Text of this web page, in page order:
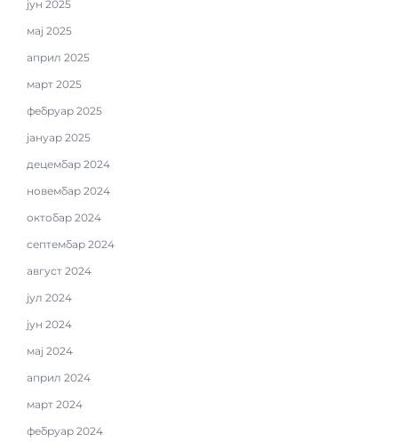
јун 2025
мај 2025
април 2025
март 2025
фебруар 2025
јануар 2025
децембар 2024
новембар 2024
октобар 2024
септембар 2024
август 2024
јул 2024
јун 2024
мај 2024
април 2024
март 2024
фебруар 2024